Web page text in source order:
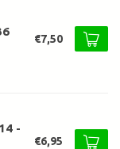
€7,50
-
€6,95